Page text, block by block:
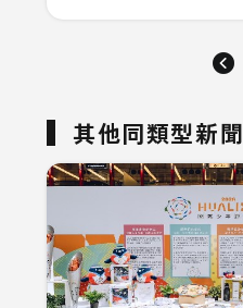
其他同類型新聞